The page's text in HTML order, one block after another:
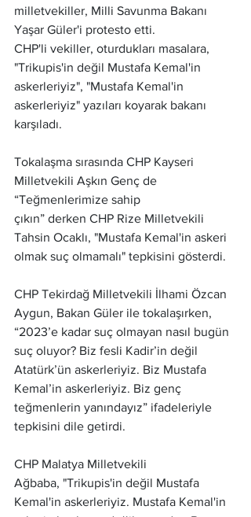
milletvekiller, Milli Savunma Bakanı
Yaşar Güler'i protesto etti.
CHP'li vekiller, oturdukları masalara,
"Trikupis'in değil Mustafa Kemal'in
askerleriyiz", "Mustafa Kemal'in
askerleriyiz" yazıları koyarak bakanı
karşıladı.
Tokalaşma sırasında CHP Kayseri
Milletvekili Aşkın Genç de
“Teğmenlerimize sahip
çıkın” derken CHP Rize Milletvekili
Tahsin Ocaklı, "Mustafa Kemal'in askeri
olmak suç olmamalı" tepkisini gösterdi.
CHP Tekirdağ Milletvekili İlhami Özcan
Aygun, Bakan Güler ile tokalaşırken,
“2023’e kadar suç olmayan nasıl bugün
suç oluyor? Biz fesli Kadir’in değil
Atatürk’ün askerleriyiz. Biz Mustafa
Kemal’in askerleriyiz. Biz genç
teğmenlerin yanındayız” ifadeleriyle
tepkisini dile getirdi.
CHP Malatya Milletvekili
Ağbaba, "Trikupis'in değil Mustafa
Kemal'in askerleriyiz. Mustafa Kemal'in